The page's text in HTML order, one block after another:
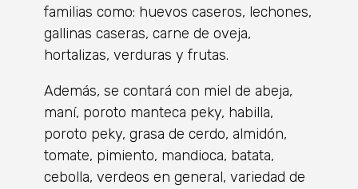
familias como: huevos caseros, lechones,
gallinas caseras, carne de oveja,
hortalizas, verduras y frutas.
Además, se contará con miel de abeja,
maní, poroto manteca peky, habilla,
poroto peky, grasa de cerdo, almidón,
tomate, pimiento, mandioca, batata,
cebolla, verdeos en general, variedad de